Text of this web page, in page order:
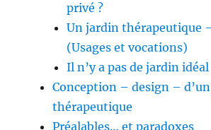
privé ?
Un jardin thérapeutique
(Usages et vocations)
Il n’y a pas de jardin idéal
Conception – design –
thérapeutique
Préalables… et paradoxes